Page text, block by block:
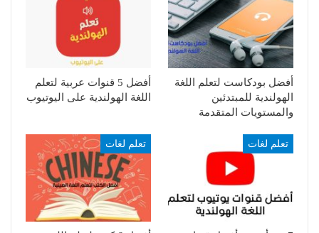
أفضل بودكاست لتعلم اللغة
الهولندية للمبتدئين
والمستويات المتقدمة
أفضل 5 قنوات عربية لتعلم
اللغة الهولندية على اليوتيوب
تعلم لغات تعلم لغات